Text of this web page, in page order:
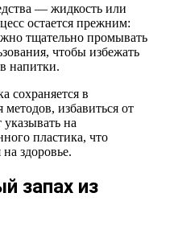
— жидкость или
остается прежним:
тщательно промывать
чтобы избежать
напитки.
сохраняется в
избавиться от
на
пластика, что
здоровье.
запах из